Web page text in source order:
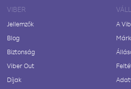
VIBER
Jellemzők
Blog
Biztonság
Viber Out
Díjak
A